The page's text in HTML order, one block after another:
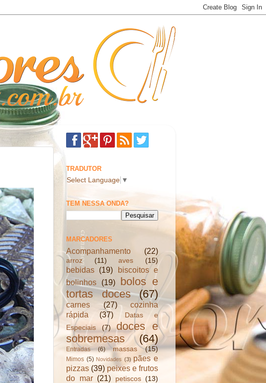
TRADUTOR
Select Language ▼
TEM NESSA ONDA?
MARCADORES
Acompanhamento (22)
arroz (11) aves (15)
bebidas (19)
biscoitos e
bolinhos
(19)
bolos e
tortas doces
(67)
carnes (27)
cozinha
rápida
(37)
Datas e
Especiais
(7)
doces e
sobremesas
(64)
Entradas (6) massas (15)
Mimos (5) Novidades (3) pães e
pizzas (39) peixes e frutos
do mar (21) petiscos (13)